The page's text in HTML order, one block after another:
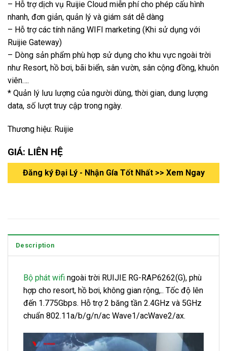
– Hỗ trợ dịch vụ Ruijie Cloud miễn phí cho phép cấu hình
nhanh, đơn giản, quản lý và giám sát dễ dàng
– Hỗ trợ các tính năng WIFI marketing (Khi sử dụng với
Ruijie Gateway)
– Dòng sản phẩm phù hợp sử dụng cho khu vực ngoài trời
như Resort, hồ bơi, bãi biển, sân vườn, sân cộng đồng, khuôn
viên….
* Quản lý lưu lượng của người dùng, thời gian, dung lượng
data, số lượt truy cập trong ngày.
Thương hiệu: Ruijie
GIÁ: LIÊN HỆ
Đăng ký Đại Lý - Nhận Gía Tốt Nhất >> Xem Ngay
Description
Bộ phát wifi ngoài trời RUIJIE RG-RAP6262(G), phù
hợp cho resort, hồ bơi, không gian rộng,.. Tốc độ lên
đến 1.775Gbps. Hỗ trợ 2 băng tần 2.4GHz và 5GHz
chuẩn 802.11a/b/g/n/ac Wave1/acWave2/ax.